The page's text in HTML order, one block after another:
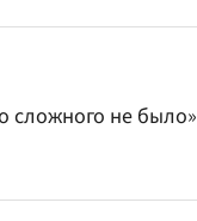
сложного не было»